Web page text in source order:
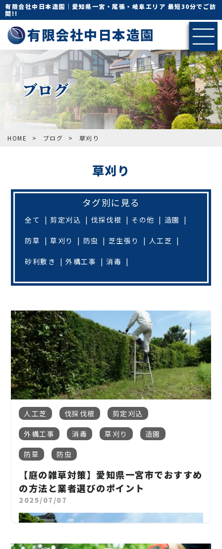
有限会社中日本造園｜愛知県一宮・尾張・岐阜エリア 最短30分でご訪
問!!
有限会社中日本造園
ブログ
HOME > ブログ > 草刈り
草刈り
タグ別に見る
全て 剪定刈込 伐採伐根 その他 造園
防草 草刈り 防虫 芝生張り 人工芝
砂利敷き 外構工事 消毒
人工芝 伐採伐根 剪定刈込
外構工事 消毒 草刈り 造園
防草 防虫
【庭の雑草対策】愛知県一宮市でおすすめ
の方法と業者選びのポイント
2025/07/07